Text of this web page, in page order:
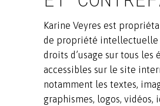
Karine Veyres est
de propriété intellectuelle
droits d’usage sur tous les
accessibles sur le site
notamment les textes,
graphismes, logos, vidéos,